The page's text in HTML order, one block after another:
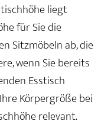
liegt
für Sie die
Sitzmöbeln ab, die
wenn Sie bereits
Esstisch
Körpergröße bei
relevant.